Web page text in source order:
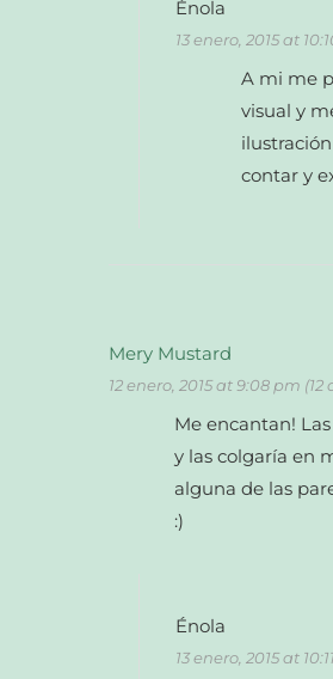
Énola
13 enero, 2015 at
A mi me
visual y
contar y
Mery Mustard
12 enero, 2015 at 9:08 pm (12
Me encantan!
y las colgaría en
alguna de las
:)
Énola
13 enero, 2015 at